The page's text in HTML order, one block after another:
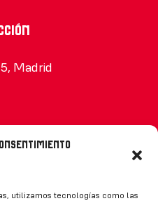
utilizamos tecnologías como las
Madrid